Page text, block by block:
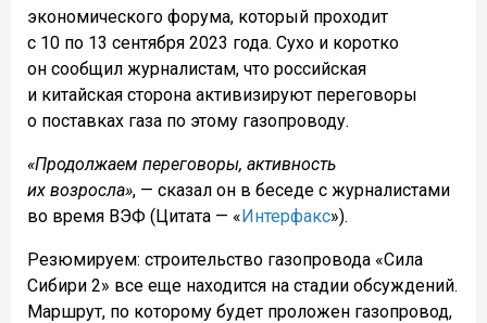
экономического форума, который проходит
с 10 по 13 сентября 2023 года. Сухо и коротко
он сообщил журналистам, что российская
и китайская сторона активизируют переговоры
о поставках газа по этому газопроводу.
«Продолжаем переговоры, активность
их возросла», — сказал он в беседе с журналистами
во время ВЭФ (Цитата — «Интерфакс»).
Резюмируем: строительство газопровода «Сила
Сибири 2» все еще находится на стадии обсуждений.
Маршрут, по которому будет проложен газопровод,